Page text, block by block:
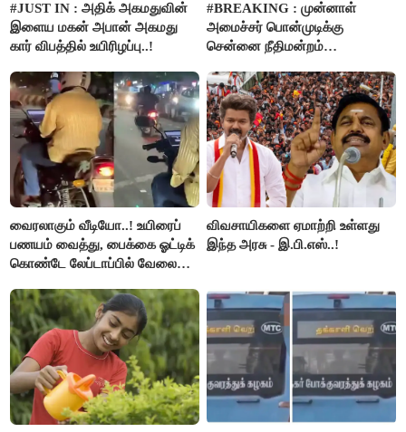
#JUST IN : அதிக் அகமதுவின்
இளைய மகன் அபான் அகமது
கார் விபத்தில் உயிரிழப்பு..!
#BREAKING : முன்னாள்
அமைச்சர் பொன்முடிக்கு
சென்னை நீதிமன்றம்
வைரலாகும் வீடியோ..! உயிரைப்
பணயம் வைத்து, பைக்கை ஓட்டிக்
கொண்டே லேப்டாப்பில் வேலை
விவசாயிகளை ஏமாற்றி உள்ளது
இந்த அரசு - இ.பி.எஸ்..!